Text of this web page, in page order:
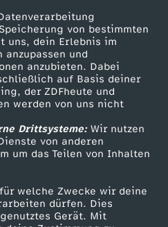
von bestimmten
uns, dein Erlebnis im
anzupassen und
anzubieten. Dabei
auf Basis deiner
der ZDFheute und
werden von uns nicht
Drittsysteme:Wir nutzen
von anderen
um das Teilen von Inhalten
welche Zwecke wir deine
dürfen. Dies
Gerät. Mit
Zuschauerservice
Hilfe